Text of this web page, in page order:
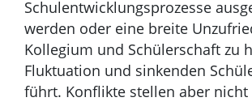
Schulentwicklungsprozesse
werden oder eine breite
Kollegium und Schülerschaft zu
Fluktuation und sinkenden
führt. Konflikte stellen aber